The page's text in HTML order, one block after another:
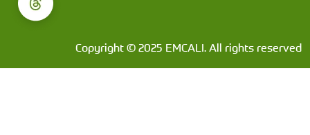
Copyright © 2025 EMCALI. All rights reserved